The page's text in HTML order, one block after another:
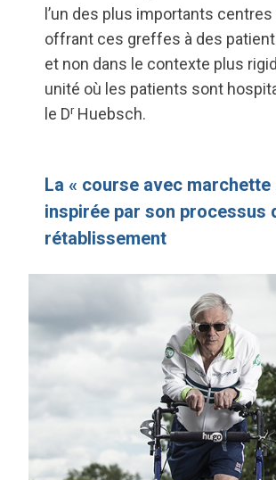
l’un des plus importants
offrant ces greffes à des
et non dans le contexte plus
unité où les patients sont
le DrHuebsch.
La « course avec marchette
inspirée par son processus
rétablissement